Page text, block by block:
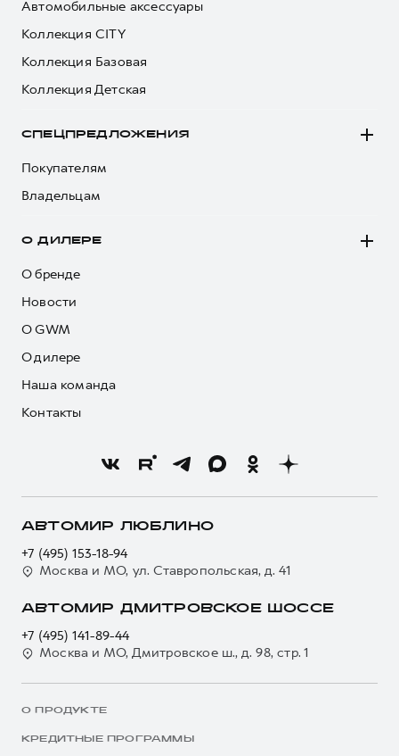
Автомобильные аксессуары
Коллекция CITY
Коллекция Базовая
Коллекция Детская
СПЕЦПРЕДЛОЖЕНИЯ
Покупателям
Владельцам
О ДИЛЕРЕ
О бренде
Новости
О GWM
О дилере
Наша команда
Контакты
АВТОМИР ЛЮБЛИНО
+7 (495) 153-18-94
Москва и МО, ул. Ставропольская, д. 41
АВТОМИР ДМИТРОВСКОЕ ШОССЕ
+7 (495) 141-89-44
Москва и МО, Дмитровское ш., д. 98, стр. 1
О ПРОДУКТЕ
КРЕДИТНЫЕ ПРОГРАММЫ